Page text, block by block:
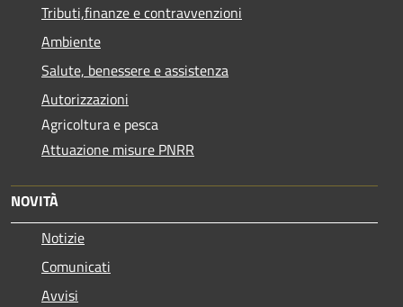
Tributi,finanze e contravvenzioni
Ambiente
Salute, benessere e assistenza
Autorizzazioni
Agricoltura e pesca
Attuazione misure PNRR
NOVITÀ
Notizie
Comunicati
Avvisi